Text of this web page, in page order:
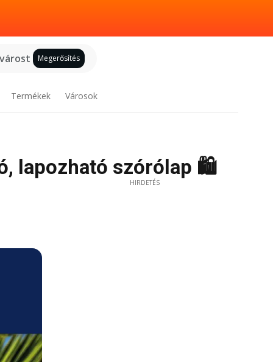
Megerősítés
Termékek Városok
lapozható szórólap 🛍️
HIRDETÉS